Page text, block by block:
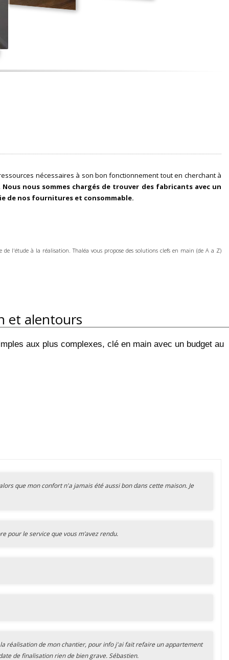
nécessaires à son bon fonctionnement tout en cherchant à
Nous nous sommes chargés de trouver des fabricants avec un
de nos fournitures et consommable.
l'étude à la réalisation. Thaléa vous propose des solutions clefs en main (de A a Z)
et alentours
aux plus complexes, clé en main avec un budget au
que mon confort n'a jamais été aussi bon dans cette maison. Je
pour le service que vous m’avez rendu.
réalisation de mon chantier, pour info j'ai fait refaire un appartement
de finalisation rien de bien grave. Sébastien.